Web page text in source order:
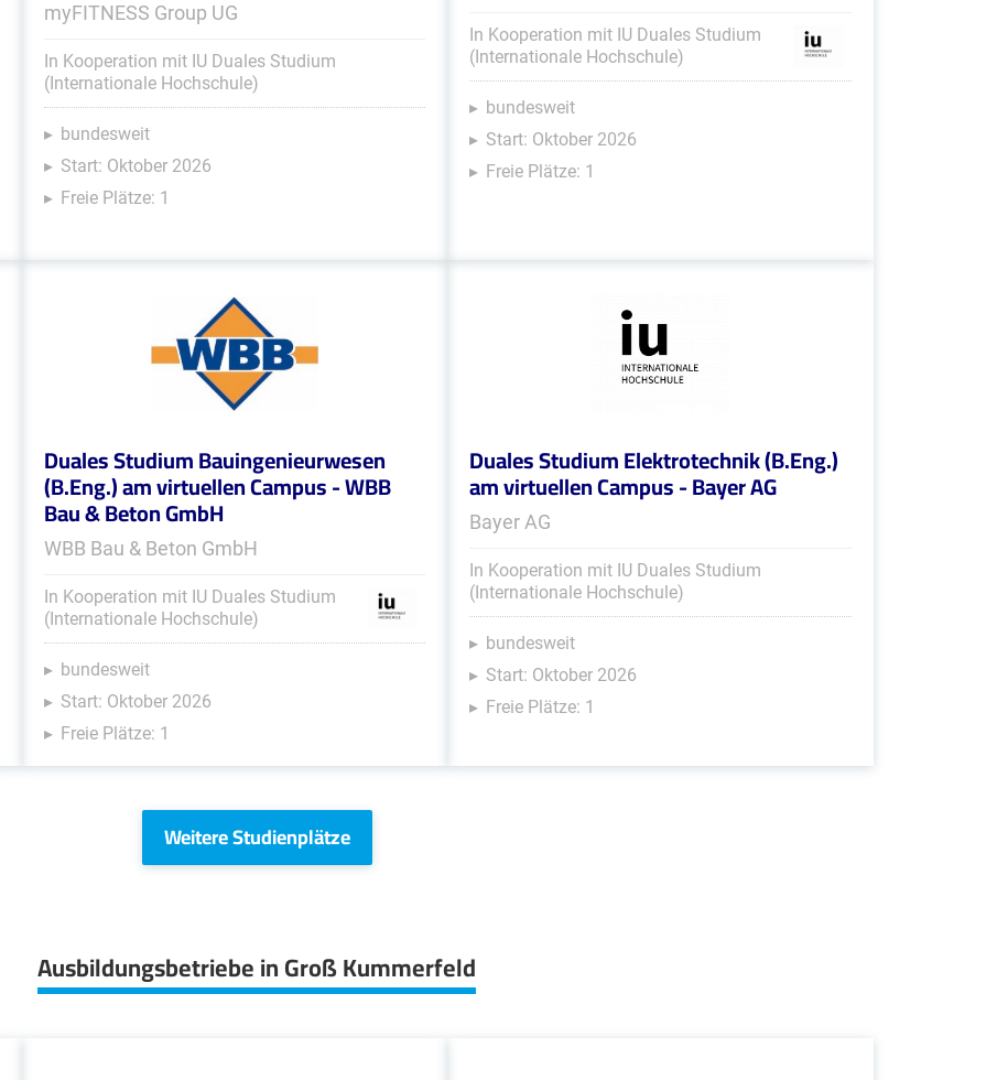
myFITNESS Group UG
In Kooperation mit IU Duales Studium
(Internationale Hochschule)
bundesweit
Start: Oktober 2026
Freie Plätze: 1
In Kooperation mit IU Duales Studium
(Internationale Hochschule)
bundesweit
Start: Oktober 2026
Freie Plätze: 1
Duales Studium Bauingenieurwesen
(B.Eng.) am virtuellen Campus - WBB
Bau & Beton GmbH
WBB Bau & Beton GmbH
In Kooperation mit IU Duales Studium
(Internationale Hochschule)
bundesweit
Start: Oktober 2026
Freie Plätze: 1
Duales Studium Elektrotechnik (B.Eng.)
am virtuellen Campus - Bayer AG
Bayer AG
In Kooperation mit IU Duales Studium
(Internationale Hochschule)
bundesweit
Start: Oktober 2026
Freie Plätze: 1
Weitere Studienplätze
Ausbildungsbetriebe in Groß Kummerfeld